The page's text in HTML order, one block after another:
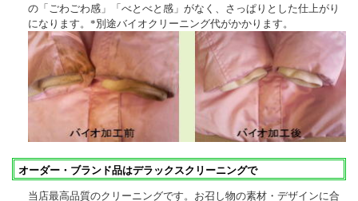
の「ごわごわ感」「べとべと感」がなく、さっぱりとした仕上がり
になります。*別途バイオクリーニング代がかかります。
オーダー・ブランド品はデラックスクリーニングで
当店最高品質のクリーニングです。お召し物の素材・デザインに合